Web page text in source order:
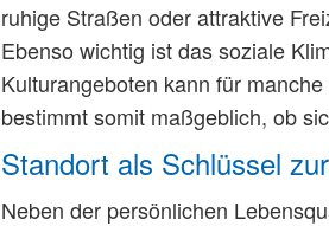
ruhige Straßen oder attraktive
Ebenso wichtig ist das soziale
Kulturangeboten kann für
bestimmt somit maßgeblich, ob
Standort als Schlüssel
Neben der persönlichen